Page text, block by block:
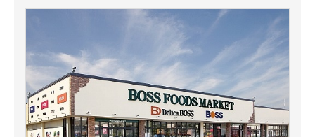
エレクトロニクス専門サイト
電子設計の基本と応用
エネルギーの専門メディア